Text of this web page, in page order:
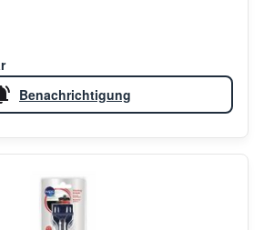
Benachrichtigung